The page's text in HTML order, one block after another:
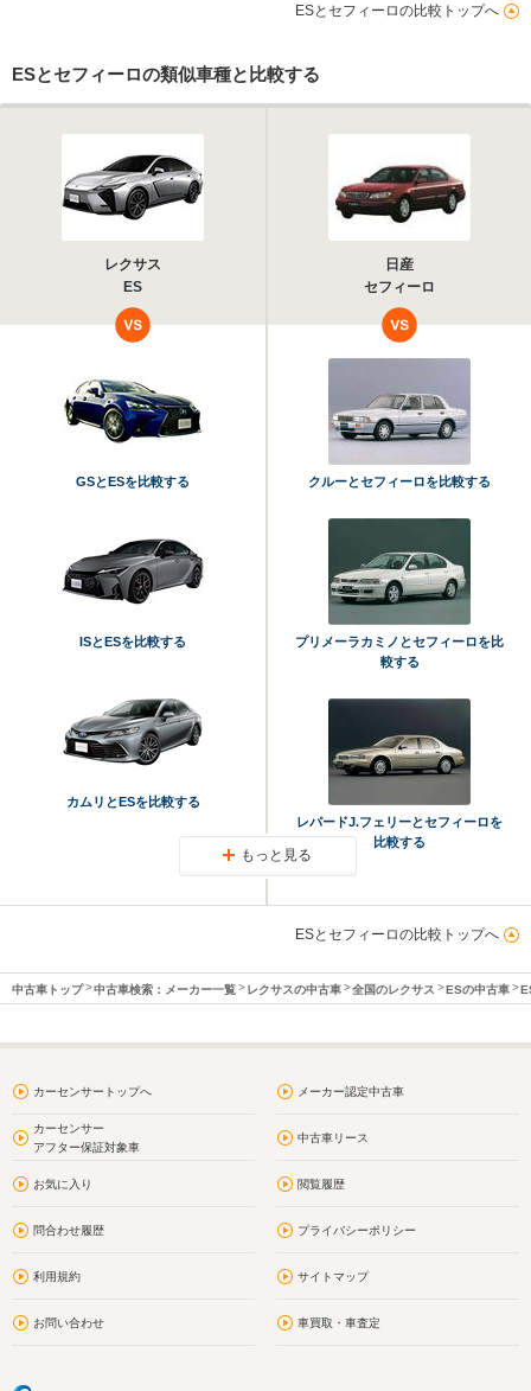
ESとセフィーロの比較トップへ
ESとセフィーロの類似車種と比較する
レクサス
ES
日産
セフィーロ
GSとESを比較する
ISとESを比較する
カムリとESを比較する
クルーとセフィーロを比較する
プリメーラカミノとセフィーロを比
較する
レパードJ.フェリーとセフィーロを
比較する
もっと見る
ESとセフィーロの比較トップへ
中古車トップ 中古車検索：メーカー一覧 レクサスの中古車 全国のレクサス ESの中古車
カーセンサートップへ メーカー認定中古車
カーセンサー
アフター保証対象車
中古車リース
お気に入り 閲覧履歴
問合わせ履歴 プライバシーポリシー
利用規約 サイトマップ
お問い合わせ 車買取・車査定